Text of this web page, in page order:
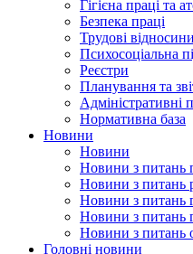
Гігієна праці та
Безпека праці
Трудові відносини
Психосоціальна
Реєстри
Планування та
Адміністративні
Нормативна база
Новини
Новини
Новини з питань
Новини з питань
Новини з питань
Новини з питань
Новини з питань
Головні новини